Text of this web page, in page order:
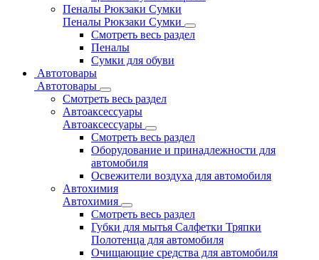
Пеналы Рюкзаки Сумки
Пеналы Рюкзаки Сумки
Смотреть весь раздел
Пеналы
Сумки для обуви
Автотовары
Автотовары
Смотреть весь раздел
Автоаксессуары
Автоаксессуары
Смотреть весь раздел
Оборудование и принадлежности для
автомобиля
Освежители воздуха для автомобиля
Автохимия
Автохимия
Смотреть весь раздел
Губки для мытья Салфетки Тряпки
Полотенца для автомобиля
Очищающие средства для автомобиля